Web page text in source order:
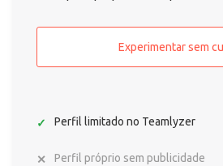
Experimentar sem
Perfil limitado no Teamlyzer
Perfil próprio sem publicidade